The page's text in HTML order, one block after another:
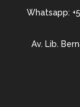
Whatsapp:
Av. Lib.